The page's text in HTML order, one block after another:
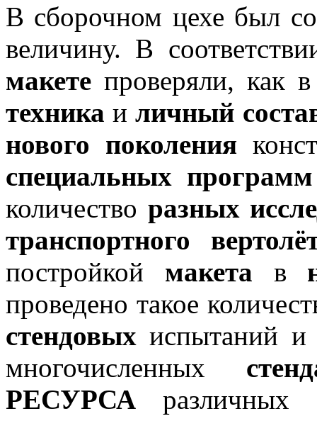
В сборочном цехе был
величину. В
макете проверяли, как
техника иличный
нового поколения
специальных программ
количество разных
транспортного
постройкой макета в
проведено такое
стендовых испытаний
многочисленных
РЕСУРСА различных